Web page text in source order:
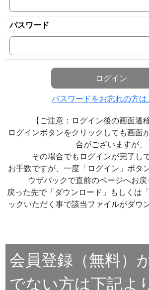
パスワード
ログイン
パスワードをお忘れの方は
【ご注意：ログイン後の画面遷
ログインボタンをクリックしても画面
合がございますが、
その場合でもログインが完了し
お手数ですが、一度「ログイン」ボタ
ウザバックで直前のページへお戻
戻った先で「ダウンロード」もしくは
ックいただく事で該当ファイルがダウ
会員登録（無料）
でない方は下記よ